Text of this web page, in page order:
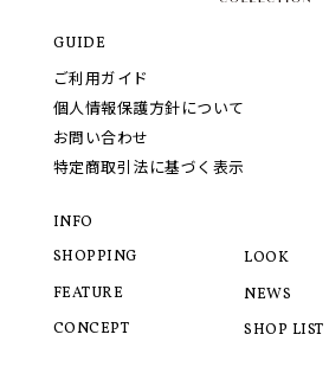
GUIDE
ご利用ガイド
個人情報保護方針について
お問い合わせ
特定商取引法に基づく表示
INFO
SHOPPING
FEATURE
CONCEPT
LOOK
NEWS
SHOP LIST